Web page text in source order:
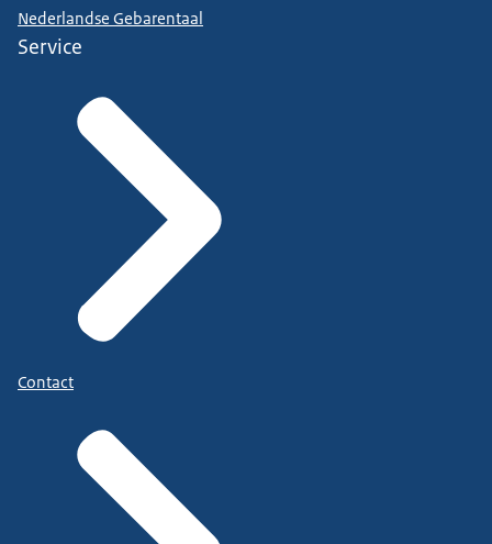
Nederlandse Gebarentaal
Service
Contact